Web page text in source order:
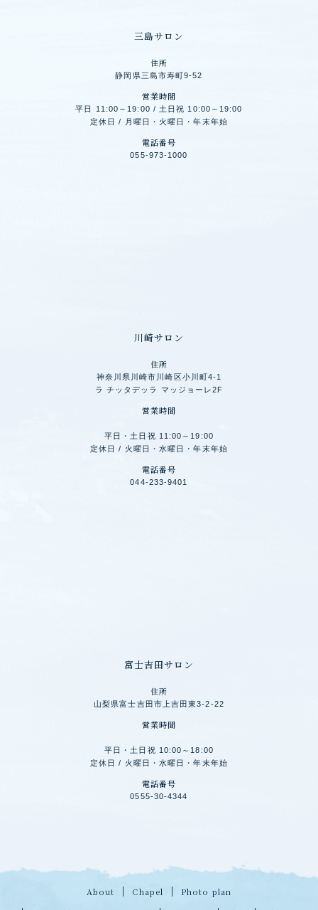
三島サロン
住所
静岡県三島市寿町9-52
営業時間
平日 11:00～19:00 / 土日祝 10:00～19:00
定休日 / 月曜日・火曜日・年末年始
電話番号
055-973-1000
川崎サロン
住所
神奈川県川崎市川崎区小川町4-1
ラ チッタデッラ マッジョーレ2F
営業時間
平日・土日祝 11:00～19:00
定休日 / 火曜日・水曜日・年末年始
電話番号
044-233-9401
富士吉田サロン
住所
山梨県富士吉田市上吉田東3-2-22
営業時間
平日・土日祝 10:00～18:00
定休日 / 火曜日・水曜日・年末年始
電話番号
0555-30-4344
About Chapel
Photo plan